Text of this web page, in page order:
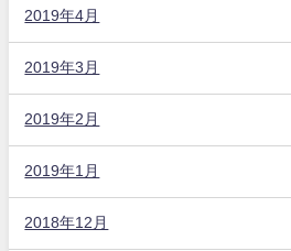
2019年4月
2019年3月
2019年2月
2019年1月
2018年12月